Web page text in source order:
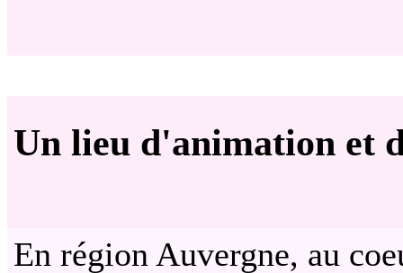
Un lieu d'animation et
En région Auvergne, au